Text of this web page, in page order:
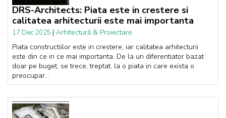
DRS-Architects: Piata este in crestere si
calitatea arhitecturii este mai importanta
17 Dec 2025 | Arhitectură & Proiectare
Piata constructiilor este in crestere, iar calitatea arhitecturii
este din ce in ce mai importanta. De la un diferentiator bazat
doar pe buget, se trece, treptat, la o piata in care exista o
preocupar...